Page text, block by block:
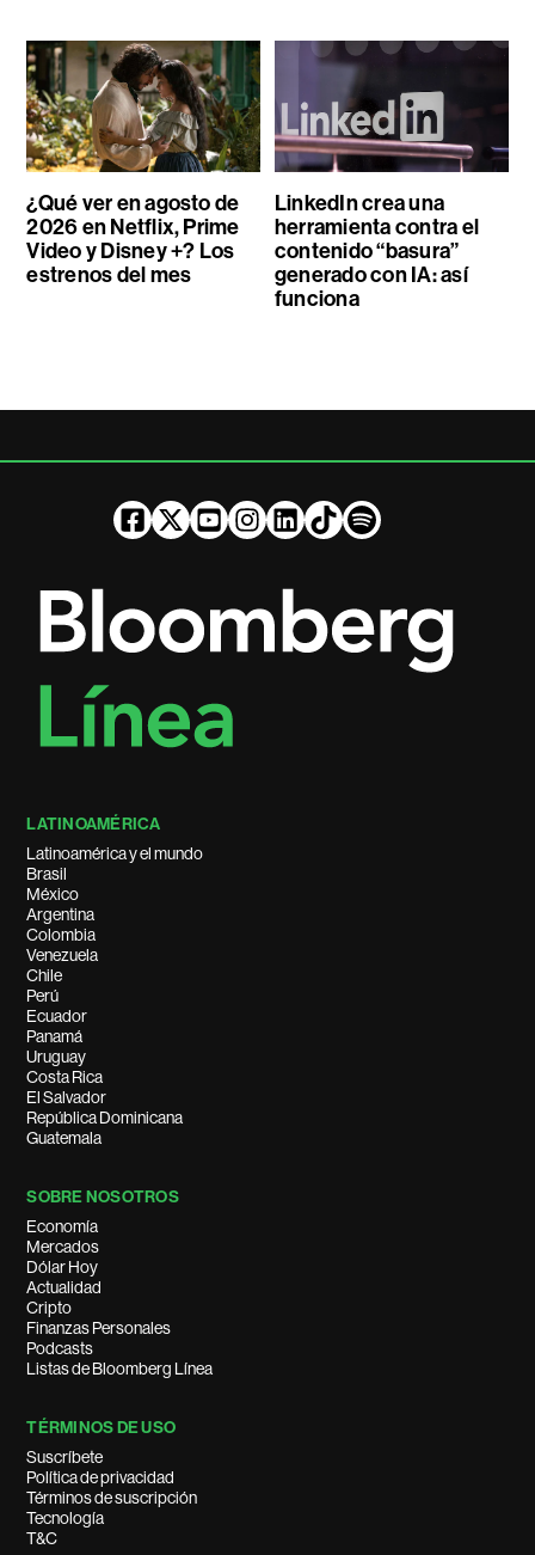
¿Qué ver en agosto de
2026 en Netflix, Prime
Video y Disney +? Los
estrenos del mes
LinkedIn crea una
herramienta contra el
contenido “basura”
generado con IA: así
funciona
LATINOAMÉRICA
Latinoamérica y el mundo
Brasil
México
Argentina
Colombia
Venezuela
Chile
Perú
Ecuador
Panamá
Uruguay
Costa Rica
El Salvador
República Dominicana
Guatemala
SOBRE NOSOTROS
Economía
Mercados
Dólar Hoy
Actualidad
Cripto
Finanzas Personales
Podcasts
Listas de Bloomberg Línea
TÉRMINOS DE USO
Suscríbete
Política de privacidad
Términos de suscripción
Tecnología
T&C